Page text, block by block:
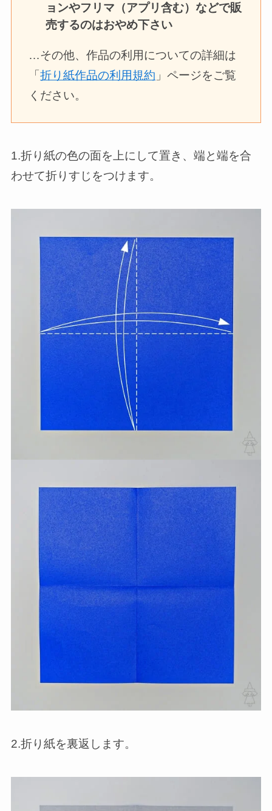
ョンやフリマ（アプリ含む）などで販
売するのはおやめ下さい
…その他、作品の利用についての詳細は
「折り紙作品の利用規約 」ページをご覧
ください。
1.折り紙の色の面を上にして置き、端と端を合
わせて折りすじをつけます。
2.折り紙を裏返します。